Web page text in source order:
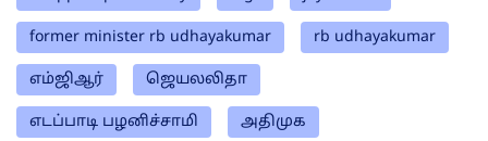
former minister rb udhayakumar rb udhayakumar
எம்ஜிஆர் ஜெயலலிதா
எடப்பாடி பழனிச்சாமி அதிமுக